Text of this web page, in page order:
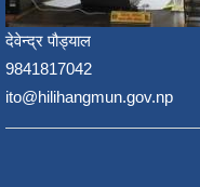
देवेन्द्र पौड्याल
9841817042
ito@hilihangmun.gov.np